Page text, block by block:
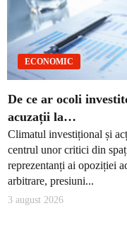
ECONOMIC
De ce ar ocoli
acuzații la…
Climatul investițional și
centrul unor critici din
reprezentanți ai opoziției
arbitrare, presiuni...
3 august 2026